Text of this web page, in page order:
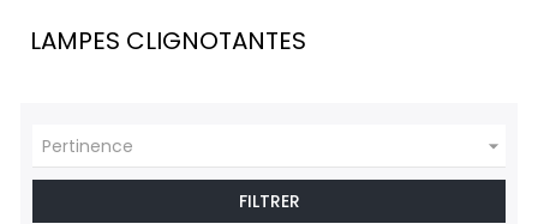
LAMPES CLIGNOTANTES
Pertinence 
FILTRER